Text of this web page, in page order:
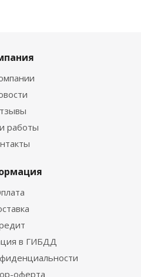
работы
в ГИБДД
оферта